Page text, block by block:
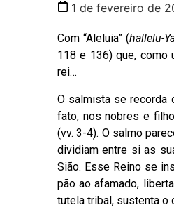
1 de fevereiro de
Com “Aleluia” (hallelu-
118 e 136) que, como
rei…
O salmista se recorda
fato, nos nobres e
(vv. 3-4). O salmo
dividiam entre si as
Sião. Esse Reino se
pão ao afamado,
tutela tribal, sustenta o